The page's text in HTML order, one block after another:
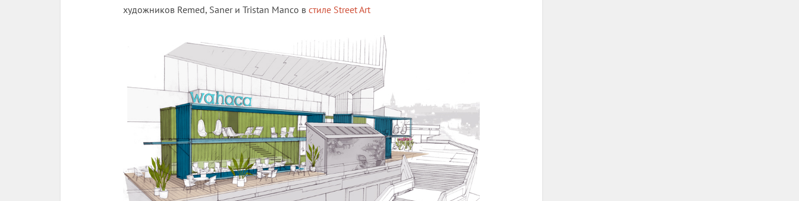
художников Remed, Saner и Tristan Manco в стиле Street Art